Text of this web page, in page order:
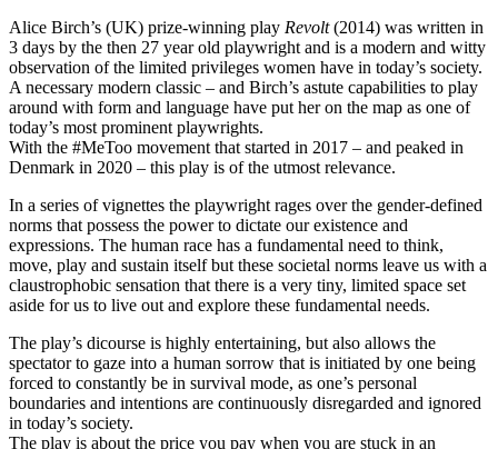
Alice Birch’s (UK) prize-winning play Revolt(2014) was written in
3 days by the then 27 year old playwright and is a modern and witty
observation of the limited privileges women have in today’s society.
A necessary modern classic – and Birch’s astute capabilities to play
around with form and language have put her on the map as one of
today’s most prominent playwrights.
With the #MeToo movement that started in 2017 – and peaked in
Denmark in 2020 – this play is of the utmost relevance.
In a series of vignettes the playwright rages over the gender-defined
norms that possess the power to dictate our existence and
expressions. The human race has a fundamental need to think,
move, play and sustain itself but these societal norms leave us with a
claustrophobic sensation that there is a very tiny, limited space set
aside for us to live out and explore these fundamental needs.
The play’s dicourse is highly entertaining, but also allows the
spectator to gaze into a human sorrow that is initiated by one being
forced to constantly be in survival mode, as one’s personal
boundaries and intentions are continuously disregarded and ignored
in today’s society.
The play is about the price you pay when you are stuck in an